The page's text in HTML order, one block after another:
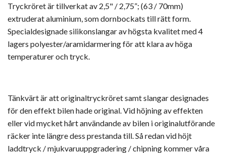
Tryckröret är tillverkat av 2,5" / 2,75”; (63 / 70mm)
extruderat aluminium, som dornbockats till rätt form.
Specialdesignade silikonslangar av högsta kvalitet med 4
lagers polyester/aramidarmering för att klara av höga
temperaturer och tryck.
Tänkvärt är att originaltryckröret samt slangar designades
för den effekt bilen hade original. Vid höjning av effekten
eller vid mycket hårt användande av bilen i originalutförande
räcker inte längre dess prestanda till. Så redan vid höjt
laddtryck / mjukvaruuppgradering / chipning kommer våra